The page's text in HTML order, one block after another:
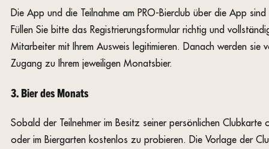
Die App und die Teilnahme am PRO-Bierclub über die App
Füllen Sie bitte das Registrierungsformular richtig und
Mitarbeiter mit Ihrem Ausweis legitimieren. Danach werden
Zugang zu Ihrem jeweiligen Monatsbier.
3. Bier des Monats
Sobald der Teilnehmer im Besitz seiner persönlichen
oder im Biergarten kostenlos zu probieren. Die Vorlage der